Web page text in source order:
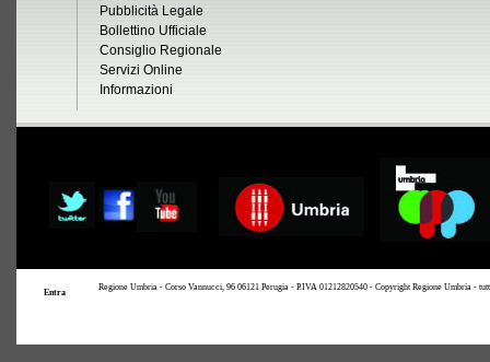
Pubblicità Legale
Bollettino Ufficiale
Consiglio Regionale
Servizi Online
Informazioni
Entra
Regione Umbria - Corso Vannucci, 96 06121 Perugia - P.IVA 01212820540 - Copyright Regione Umbria -